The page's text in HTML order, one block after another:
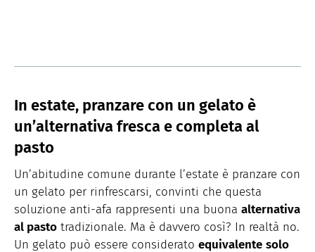
In estate, pranzare con un gelato è
un’alternativa fresca e completa al
pasto
Un’abitudine comune durante l’estate è pranzare con
un gelato per rinfrescarsi, convinti che questa
soluzione anti-afa rappresenti una buona alternativa
al pasto tradizionale. Ma è davvero così? In realtà no.
Un gelato può essere considerato equivalente solo